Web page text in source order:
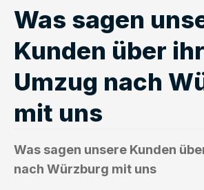
Was sagen
Kunden über
Umzug nach
mit uns
Was sagen unsere Kunden
nach Würzburg mit uns